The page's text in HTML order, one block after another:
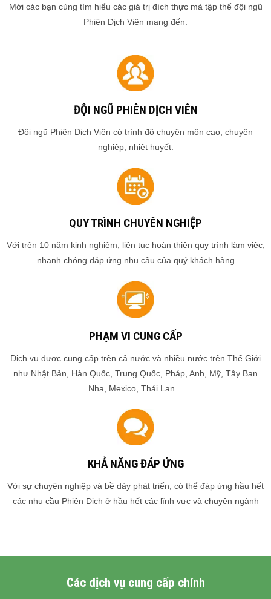
Mời các bạn cùng tìm hiểu các giá trị đích thực mà tập thể đội ngũ
Phiên Dịch Viên mang đến.
ĐỘI NGŨ PHIÊN DỊCH VIÊN
Đội ngũ Phiên Dịch Viên có trình độ chuyên môn cao, chuyên
nghiệp, nhiệt huyết.
QUY TRÌNH CHUYÊN NGHIỆP
Với trên 10 năm kinh nghiệm, liên tục hoàn thiện quy trình làm việc,
nhanh chóng đáp ứng nhu cầu của quý khách hàng
PHẠM VI CUNG CẤP
Dịch vụ được cung cấp trên cả nước và nhiều nước trên Thế Giới
như Nhật Bản, Hàn Quốc, Trung Quốc, Pháp, Anh, Mỹ, Tây Ban
Nha, Mexico, Thái Lan…
KHẢ NĂNG ĐÁP ỨNG
Với sự chuyên nghiệp và bề dày phát triển, có thể đáp ứng hầu hết
các nhu cầu Phiên Dịch ở hầu hết các lĩnh vực và chuyên ngành
Các dịch vụ cung cấp chính